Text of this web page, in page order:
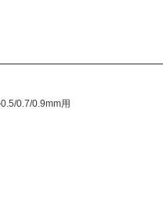
0.7/0.9mm用